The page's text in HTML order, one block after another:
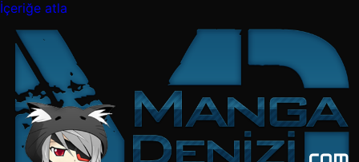
İçeriğe atla